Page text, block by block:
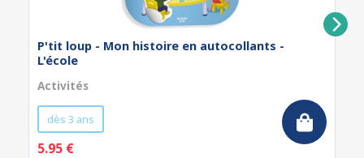
P'tit loup - Mon histoire en autocollants -
L'école
Activités
dès 3 ans
5.95 €